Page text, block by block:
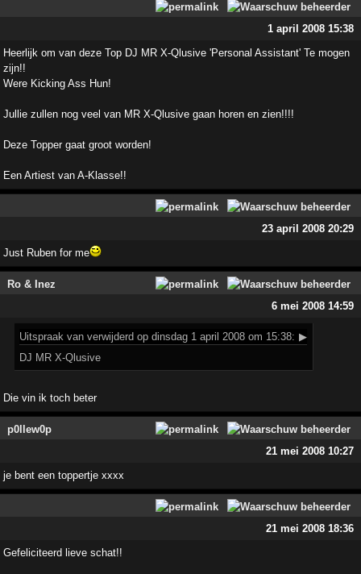
1 april 2008 15:38
Heerlijk om van deze Top DJ MR X-Qlusive 'Personal Assistant' Te mogen
zijn!!
Were Kicking Ass Hun!
Jullie zullen nog veel van MR X-Qlusive gaan horen en zien!!!!
Deze Topper gaat groot worden!
Een Artiest van A-Klasse!!
23 april 2008 20:29
Just Ruben for me
Ro & Inez
6 mei 2008 14:59
Uitspraak van verwijderd op dinsdag 1 april 2008 om 15:38: ▶
DJ MR X-Qlusive
Die vin ik toch beter
p0llew0p
21 mei 2008 10:27
je bent een toppertje xxxx
21 mei 2008 18:36
Gefeliciteerd lieve schat!!